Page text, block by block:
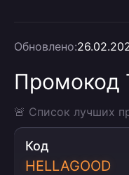
Обновлено:
Промокод
🚨 Список лучших
Код
HELLAGOOD